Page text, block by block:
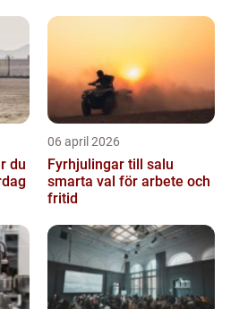
du
06 april 2026
Fyrhjulingar till salu
smarta val för arbete och
fritid